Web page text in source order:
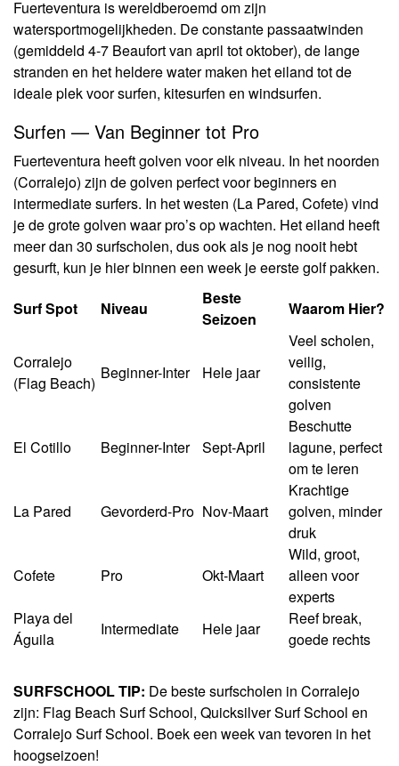
Fuerteventura is wereldberoemd om zijn
watersportmogelijkheden. De constante passaatwinden
(gemiddeld 4-7 Beaufort van april tot oktober), de lange
stranden en het heldere water maken het eiland tot de
ideale plek voor surfen, kitesurfen en windsurfen.
Surfen — Van Beginner tot Pro
Fuerteventura heeft golven voor elk niveau. In het noorden
(Corralejo) zijn de golven perfect voor beginners en
intermediate surfers. In het westen (La Pared, Cofete) vind
je de grote golven waar pro’s op wachten. Het eiland heeft
meer dan 30 surfscholen, dus ook als je nog nooit hebt
gesurft, kun je hier binnen een week je eerste golf pakken.
Surf Spot
Niveau
Beste
Seizoen
Waarom Hier?
Corralejo
(Flag Beach)
Beginner-Inter Hele jaar
Veel scholen,
veilig,
consistente
golven
El Cotillo Beginner-Inter Sept-April
Beschutte
lagune, perfect
om te leren
La Pared Gevorderd-Pro Nov-Maart
Krachtige
golven, minder
druk
Cofete Pro Okt-Maart
Wild, groot,
alleen voor
experts
Playa del
Águila
Intermediate Hele jaar
Reef break,
goede rechts
SURFSCHOOL TIP: De beste surfscholen in Corralejo
zijn: Flag Beach Surf School, Quicksilver Surf School en
Corralejo Surf School. Boek een week van tevoren in het
hoogseizoen!